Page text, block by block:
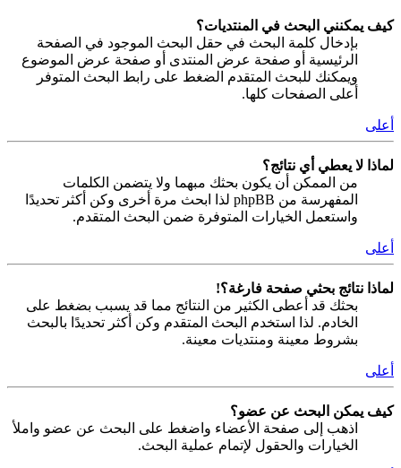
كيف يمكنني البحث في المنتديات؟
بإدخال كلمة البحث في حقل البحث الموجود في الصفحة
الرئيسية أو صفحة عرض المنتدى أو صفحة عرض الموضوع
ويمكنك للبحث المتقدم الضغط على رابط البحث المتوفر
أعلى الصفحات كلها.
أعلى
لماذا لا يعطي أي نتائج؟
من الممكن أن يكون بحثك مبهما ولا يتضمن الكلمات
المفهرسة من phpBB لذا ابحث مرة أخرى وكن أكثر تحديدًا
واستعمل الخيارات المتوفرة ضمن البحث المتقدم.
أعلى
لماذا نتائج بحثي صفحة فارغة؟!
بحثك قد أعطى الكثير من النتائج مما قد يسبب بضغط على
الخادم. لذا استخدم البحث المتقدم وكن أكثر تحديدًا بالبحث
بشروط معينة ومنتديات معينة.
أعلى
كيف يمكن البحث عن عضو؟
اذهب إلى صفحة الأعضاء واضغط على البحث عن عضو واملأ
الخيارات والحقول لإتمام عملية البحث.